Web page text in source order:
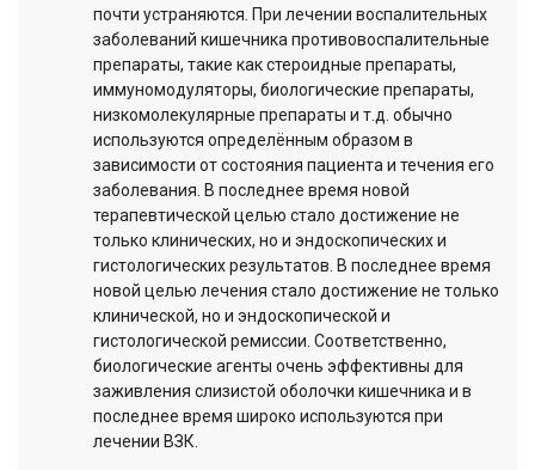
почти устраняются. При лечении воспалительных
заболеваний кишечника противовоспалительные
препараты, такие как стероидные препараты,
иммуномодуляторы, биологические препараты,
низкомолекулярные препараты и т.д. обычно
используются определённым образом в
зависимости от состояния пациента и течения его
заболевания. В последнее время новой
терапевтической целью стало достижение не
только клинических, но и эндоскопических и
гистологических результатов. В последнее время
новой целью лечения стало достижение не только
клинической, но и эндоскопической и
гистологической ремиссии. Соответственно,
биологические агенты очень эффективны для
заживления слизистой оболочки кишечника и в
последнее время широко используются при
лечении ВЗК.